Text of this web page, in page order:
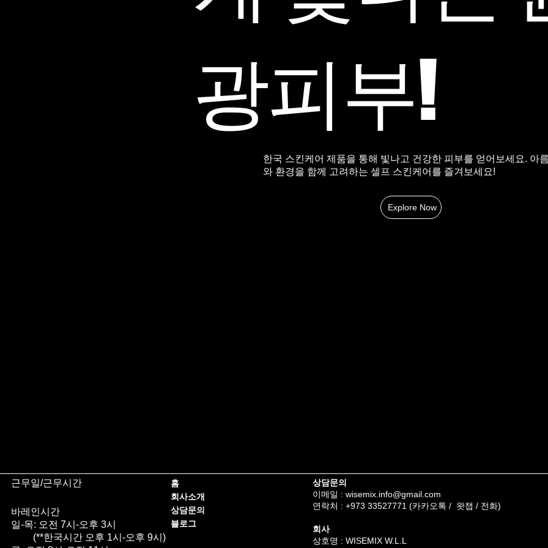
광피부!
한국 스킨케어 제품을 통해 빛나고 건강한 피부를 얻어보세요. 아
와 환경을 함께 고려하는셀프 스킨케어를 즐겨보세요!
Explore Now
근무일/근무시간
바레인시간
일-목: 오전 7시-오후 3시
(**한국시간 오후 1시-오후 9시)
홈
회사소개
상담문의
블로그
상담문의
이메일 :wisemix.info@gmail.com
연락처 : +973 33527771 (카카오톡 / 왓챕 / 전화)
회사
상호명 : WISEMIX W.L.L